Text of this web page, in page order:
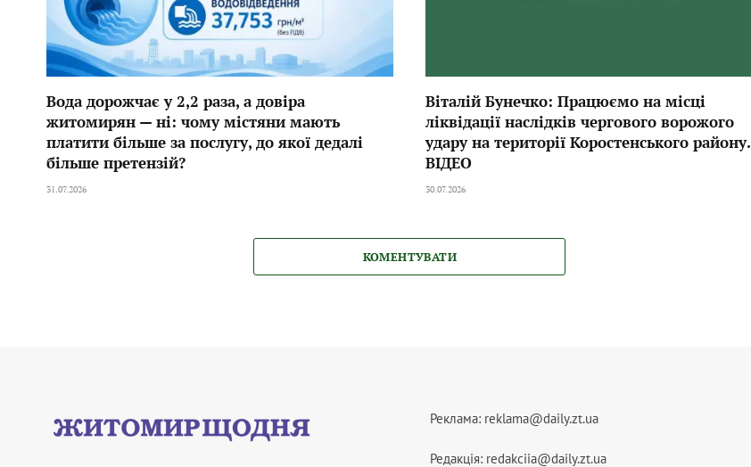
Вода дорожчає у 2,2 раза, а довіра
житомирян — ні: чому містяни мають
платити більше за послугу, до якої дедалі
більше претензій?
31.07.2026
Віталій Бунечко: Працюємо на місці
ліквідації наслідків чергового ворожого
удару на території Коростенського району.
ВІДЕО
30.07.2026
КОМЕНТУВАТИ
Реклама: reklama@daily.zt.ua
Редакція: redakciia@daily.zt.ua